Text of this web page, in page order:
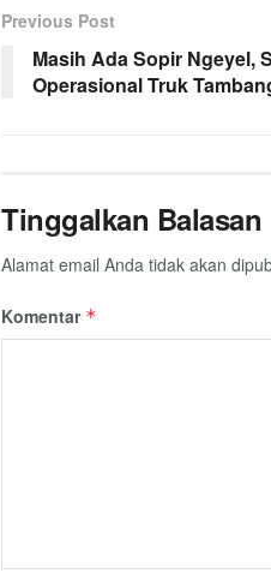
Previous Post
Masih Ada Sopir Ngeyel,
Operasional Truk
Tinggalkan Balasan
Alamat email Anda tidak akan
Komentar *